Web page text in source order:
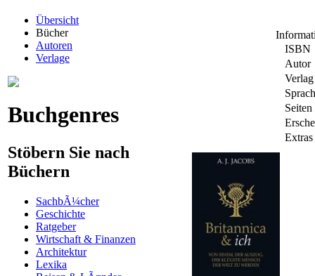
Übersicht
Bücher
Autoren
Verlage
Buchgenres
Stöbern Sie nach
Büchern
SachbÃ¼cher
Geschichte
Ratgeber
Wirtschaft & Finanzen
Architektur
Lexika
ISBN
Autor
Verlag
Seiten
Extras